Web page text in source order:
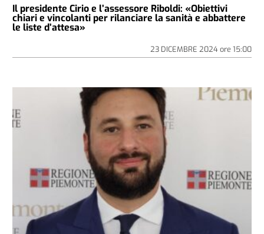
Il presidente Cirio e l’assessore Riboldi: «Obiettivi
chiari e vincolanti per rilanciare la sanità e abbattere
le liste d’attesa»
23 DICEMBRE 2024ore 15:00